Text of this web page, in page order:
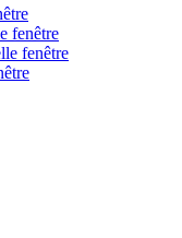
fenêtre
fenêtre